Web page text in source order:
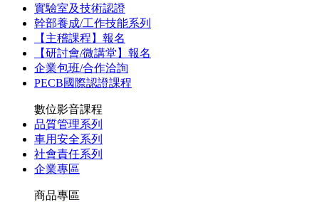
實驗室及技術認證
幹部養成/工作技能系列
【主稽課程】報名
【研討會/微講堂】報名
企業包班/合作洽詢
PECB國際認證課程
數位影音課程
品質管理系列
車用安全系列
社會責任系列
企業專區
商品專區